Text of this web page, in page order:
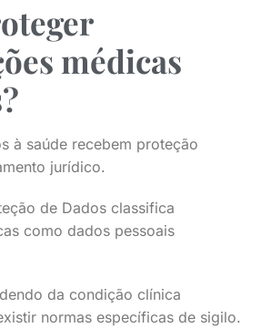
médicas
à saúde recebem proteção
jurídico.
de Dados classifica
como dados pessoais
da condição clínica
normas específicas de sigilo.